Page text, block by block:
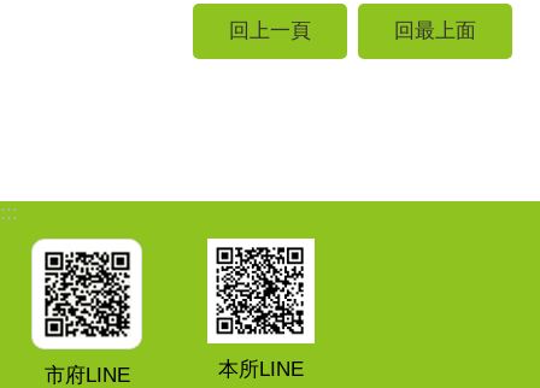
回上一頁 回最上面
:::
市府LINE 本所LINE